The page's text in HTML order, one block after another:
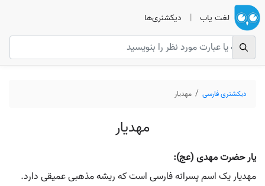
لغت یاب | دیکشنری‌ها
دیکشنری فارسی مهدیار
مهدیار
یار حضرت مهدی (عج):
مهدیار یک اسم پسرانه فارسی است که ریشه مذهبی عمیقی دارد.